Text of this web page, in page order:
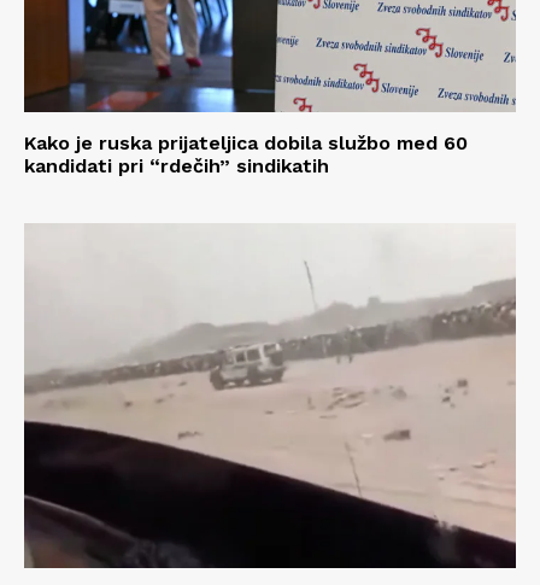
Kako je ruska prijateljica dobila službo med 60
kandidati pri “rdečih” sindikatih